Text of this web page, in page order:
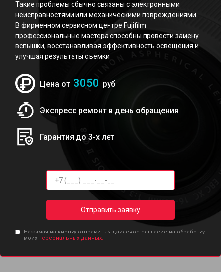
Такие проблемы обычно связаны с электронными
неисправностями или механическими повреждениями.
В фирменном сервисном центре Fujifilm
профессиональные мастера способны провести замену
вспышки, восстанавливая эффективность освещения и
улучшая результаты съемки.
Цена от 3050 руб
Экспресс ремонт в день обращения
Гарантия до 3-х лет
Отправить заявку
Нажимая на кнопку отправить я даю свое согласие на обработку
моих персональных данных.